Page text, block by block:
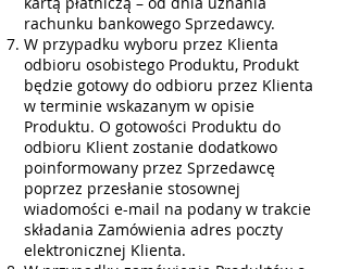
rachunku bankowego Sprzedawcy.
W przypadku wyboru przez Klienta
odbioru osobistego Produktu, Produkt
będzie gotowy do odbioru przez Klienta
w terminie wskazanym w opisie
Produktu. O gotowości Produktu do
odbioru Klient zostanie dodatkowo
poinformowany przez Sprzedawcę
poprzez przesłanie stosownej
wiadomości e-mail na podany w trakcie
składania Zamówienia adres poczty
elektronicznej Klienta.